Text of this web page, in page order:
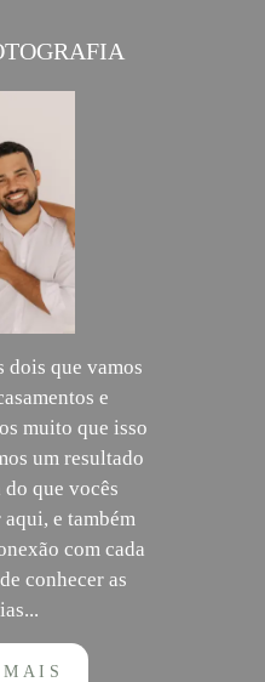
dois que vamos
e
muito que isso
um resultado
que vocês
e também
com cada
conhecer as